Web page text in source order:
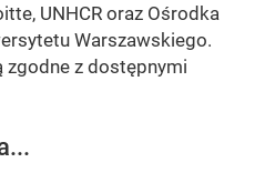
UNHCR oraz Ośrodka
Warszawskiego.
zgodne z dostępnymi